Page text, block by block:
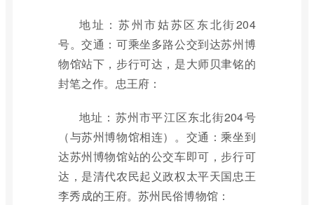
地址：苏州市姑苏区东北街204
号。交通：可乘坐多路公交到达苏州博
物馆站下，步行可达，是大师贝聿铭的
封笔之作。忠王府：
地址：苏州市平江区东北街204号
（与苏州博物馆相连）。交通：乘坐到
达苏州博物馆站的公交车即可，步行可
达，是清代农民起义政权太平天国忠王
李秀成的王府。苏州民俗博物馆：